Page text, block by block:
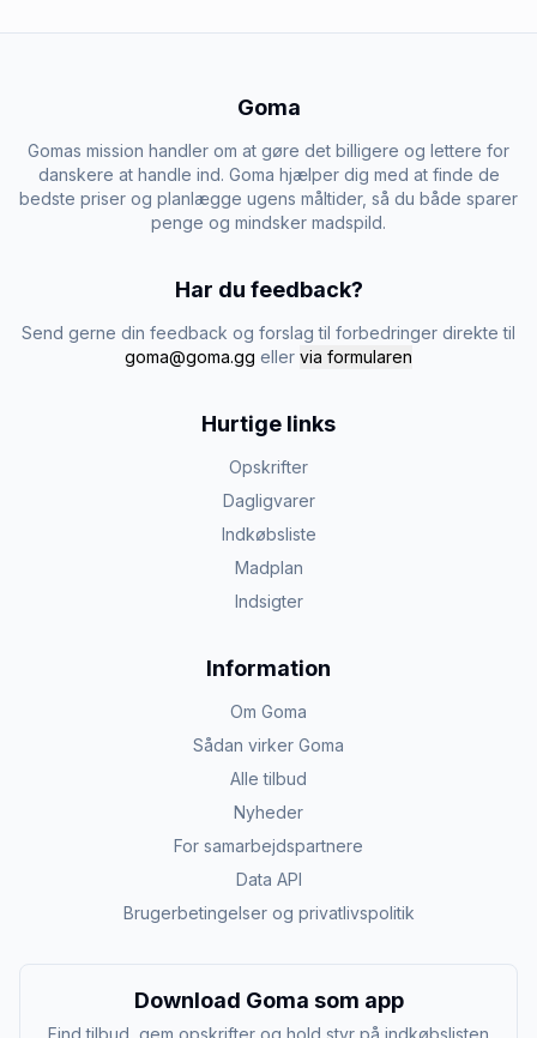
Goma
Gomas mission handler om at gøre det billigere og lettere for
danskere at handle ind. Goma hjælper dig med at finde de
bedste priser og planlægge ugens måltider, så du både sparer
penge og mindsker madspild.
Har du feedback?
Send gerne din feedback og forslag til forbedringer direkte til
goma@goma.gg eller via formularen
Hurtige links
Opskrifter
Dagligvarer
Indkøbsliste
Madplan
Indsigter
Information
Om Goma
Sådan virker Goma
Alle tilbud
Nyheder
For samarbejdspartnere
Data API
Brugerbetingelser og privatlivspolitik
Download Goma som app
Find tilbud, gem opskrifter og hold styr på indkøbslisten